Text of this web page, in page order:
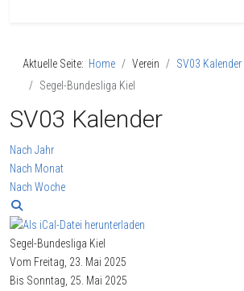
Aktuelle Seite: Home Verein
SV03 Kalender
Segel-Bundesliga Kiel
SV03 Kalender
Nach Jahr
Nach Monat
Nach Woche
Segel-Bundesliga Kiel
Vom Freitag, 23. Mai 2025
Bis Sonntag, 25. Mai 2025